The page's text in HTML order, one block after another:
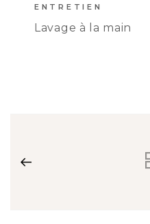
ENTRETIEN
Lavage à la main